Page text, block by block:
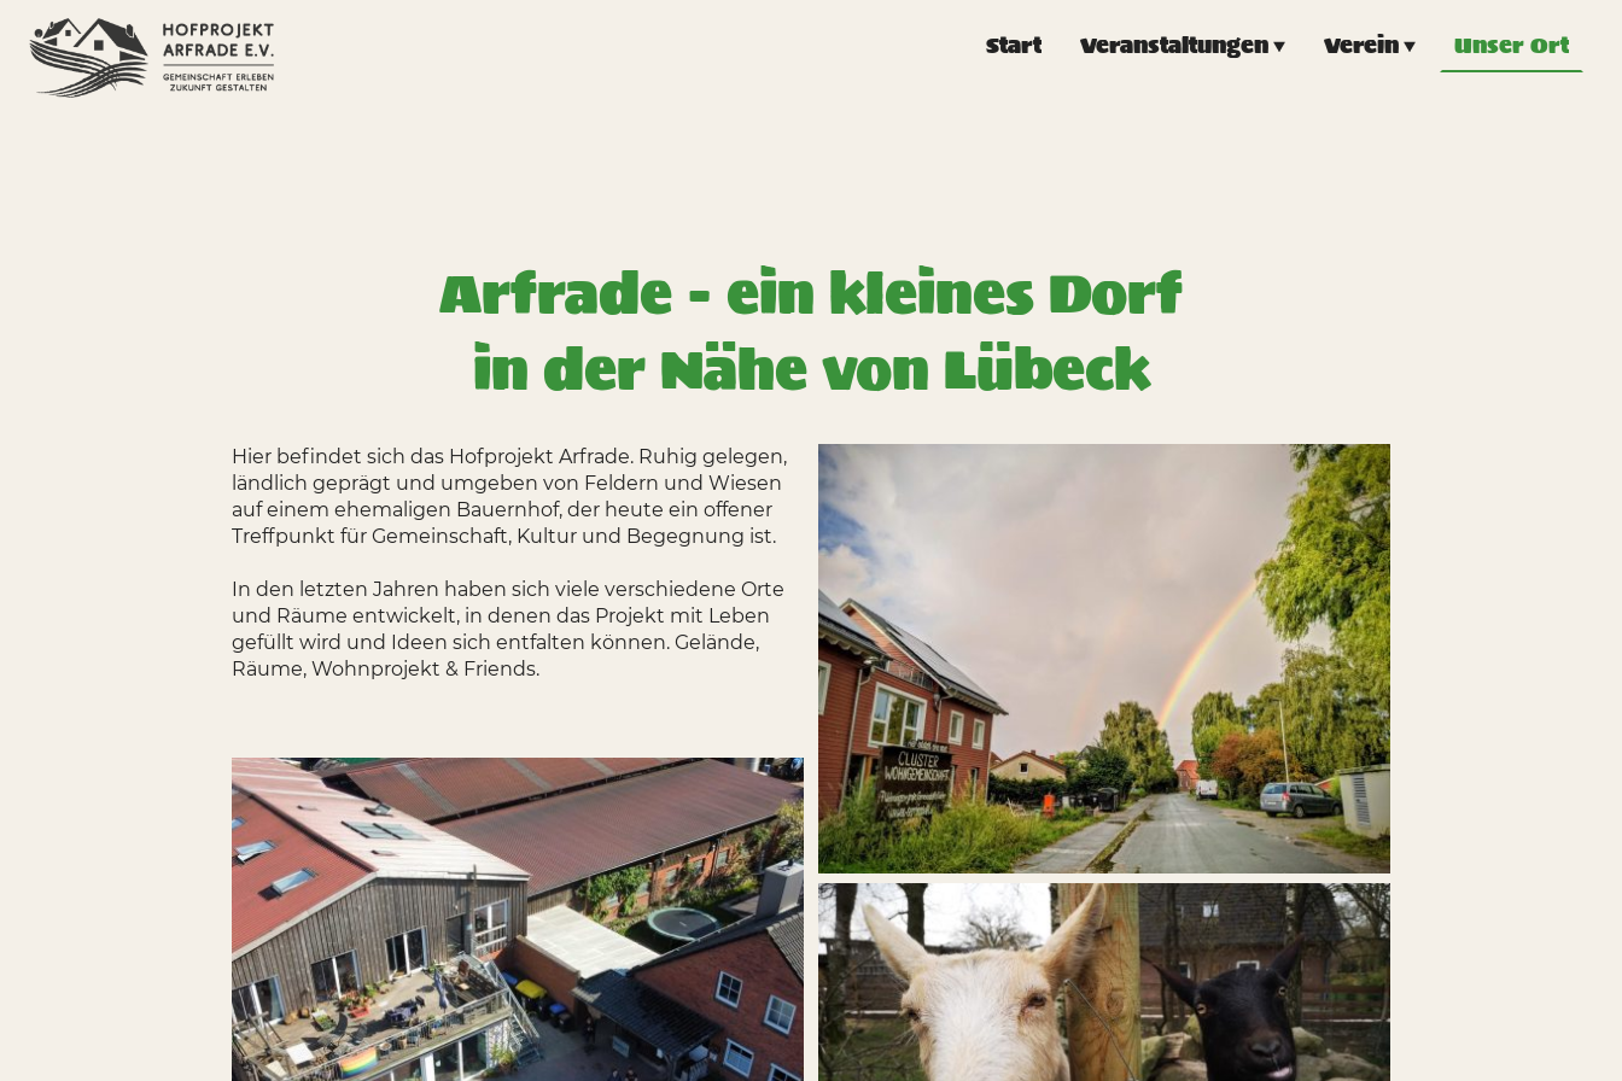
Start Veranstaltungen Verein Unser Ort
Arfrade - ein kleines Dorf
in der Nähe von Lübeck
Hier befindet sich das Hofprojekt Arfrade. Ruhig gelegen,
ländlich geprägt und umgeben von Feldern und Wiesen
auf einem ehemaligen Bauernhof, der heute ein offener
Treffpunkt für Gemeinschaft, Kultur und Begegnung ist.
In den letzten Jahren haben sich viele verschiedene Orte
und Räume entwickelt, in denen das Projekt mit Leben
gefüllt wird und Ideen sich entfalten können. Gelände,
Räume, Wohnprojekt & Friends.